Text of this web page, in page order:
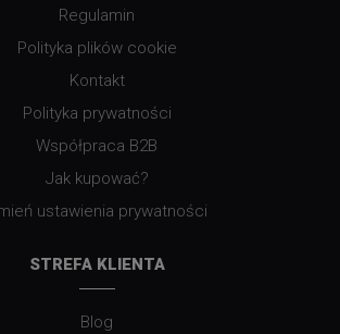
Regulamin
Polityka plików cookie
Kontakt
Polityka prywatności
Współpraca B2B
Jak kupować?
ustawienia prywatności
STREFA KLIENTA
Blog